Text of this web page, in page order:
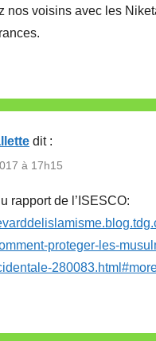
nos voisins avec les
dit :
à 17h15
rapport de l’ISESCO:
proteger-les-